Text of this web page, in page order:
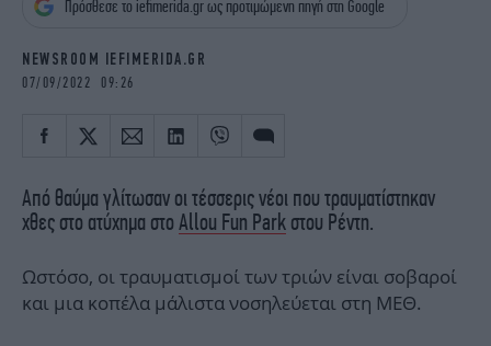
iBOOKS
ΖΩΔΙΑ
MEDIA
NEWSLETTER
Πρόσθεσε το iefimerida.gr ως προτιμώμενη πηγή στη Google
NEWSROOM IEFIMERIDA.GR
07/09/2022 09:26
Από θαύμα γλίτωσαν οι τέσσερις νέοι που τραυματίστηκαν
χθες στο ατύχημα στο Αllou Fun Park στου Ρέντη.
Ωστόσο, οι τραυματισμοί των τριών είναι σοβαροί
και μια κοπέλα μάλιστα νοσηλεύεται στη ΜΕΘ.